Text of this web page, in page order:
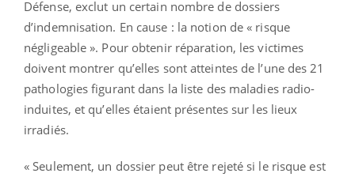
Défense, exclut un certain nombre de dossiers
d’indemnisation. En cause : la notion de « risque
négligeable ». Pour obtenir réparation, les victimes
doivent montrer qu’elles sont atteintes de l’une des 21
pathologies figurant dans la liste des maladies radio-
induites, et qu’elles étaient présentes sur les lieux
irradiés.
« Seulement, un dossier peut être rejeté si le risque est